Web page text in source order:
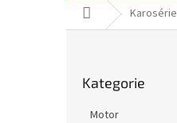
Domů Karosérie
kategorie
Kategorie
Motor